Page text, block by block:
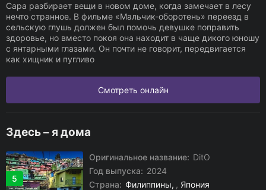
Сара разбирает вещи в новом доме, когда замечает в лесу
нечто странное. В фильме «Мальчик-оборотень» переезд в
сельскую глушь должен был помочь девушке поправить
здоровье, но вместо покоя она находит в чаще дикого юношу
с янтарными глазами. Он почти не говорит, передвигается
как хищник и пугливо
Смотреть онлайн
Здесь – я дома
5
Оригинальное название: DitO
Год выпуска: 2024
Страна: Филиппины , Япония